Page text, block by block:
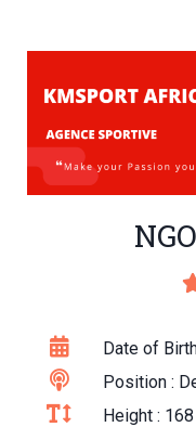
Date of
Position :
Height :